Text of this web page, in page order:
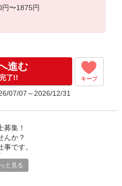
〜1875円
進む
了!! キープ
07/07～2026/12/31
集！
んか？
です。
のが魅力です♪
と見る